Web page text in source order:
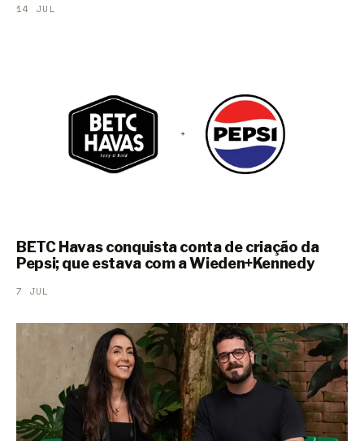
14 JUL
BETC Havas conquista conta de criação da
Pepsi; que estava com a Wieden+Kennedy
7 JUL